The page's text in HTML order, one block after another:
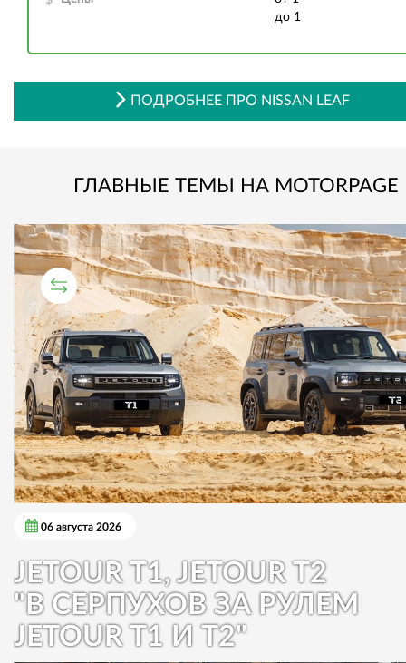
до 1
ПОДРОБНЕЕ ПРО NISSAN LEAF
ГЛАВНЫЕ ТЕМЫ НА MOTORPAGE
СРАВНИТЕЛЬНЫЙ ТЕСТ
06 августа 2026
JETOUR T1, JETOUR T2
"В СЕРПУХОВ ЗА РУЛЕМ
JETOUR T1 И T2"